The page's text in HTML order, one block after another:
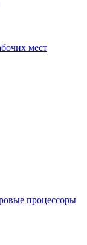
мест
процессоры